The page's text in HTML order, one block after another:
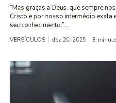
“Mas graças a Deus, que sempre
Cristo e por nosso intermédio exala
seu conhecimento.”...
VERSÍCULOS dez 20, 2025 3